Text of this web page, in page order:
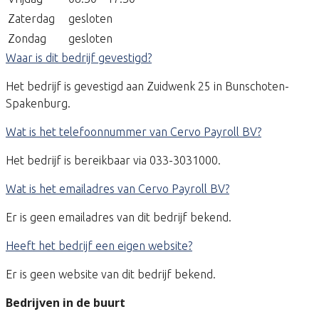
Zaterdag
gesloten
Zondag
gesloten
Waar is dit bedrijf gevestigd?
Het bedrijf is gevestigd aan Zuidwenk 25 in Bunschoten-
Spakenburg.
Wat is het telefoonnummer van Cervo Payroll BV?
Het bedrijf is bereikbaar via 033-3031000.
Wat is het emailadres van Cervo Payroll BV?
Er is geen emailadres van dit bedrijf bekend.
Heeft het bedrijf een eigen website?
Er is geen website van dit bedrijf bekend.
Bedrijven in de buurt